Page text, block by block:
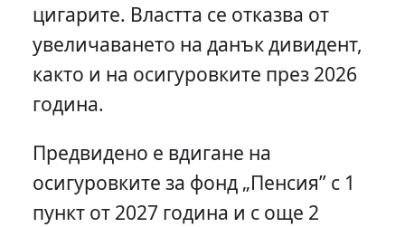
цигарите. Властта се отказва от
увеличаването на данък дивидент,
както и на осигуровките през 2026
година.
Предвидено е вдигане на
осигуровките за фонд „Пенсия” с 1
пункт от 2027 година и с още 2